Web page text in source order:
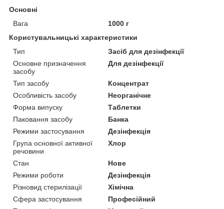
Основні
Вага
1000 г
Користувальницькі характеристики
Тип
Засіб для дезінфекції
Основне призначення
засобу
Для дезінфекції
Тип засобу
Концентрат
Особливість засобу
Неорганічне
Форма випуску
Таблетки
Паковання засобу
Банка
Режими застосування
Дезінфекція
Група основної активної
речовини
Хлор
Стан
Нове
Режими роботи
Дезінфекція
Різновид стерилізації
Хімічна
Сфера застосування
Професійний